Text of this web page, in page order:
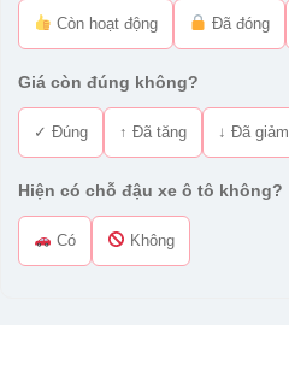
Còn hoạt động Đã đóng
Giá còn đúng không?
✓ Đúng ↑ Đã tăng ↓ Đã giảm
Hiện có chỗ đậu xe ô tô không?
Có Không